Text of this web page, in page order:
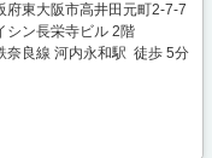
府東大阪市高井田元町2-7-7
シン長栄寺ビル 2階
奈良線 河内永和駅 徒歩 5分